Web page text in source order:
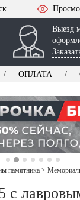
Выезд
ОПЛАТА
памятника >
с